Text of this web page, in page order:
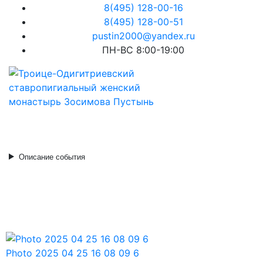
8(495) 128-00-16
8(495) 128-00-51
pustin2000@yandex.ru
ПН-ВС 8:00-19:00
Описание события
Photo 2025 04 25 16 08 09 6